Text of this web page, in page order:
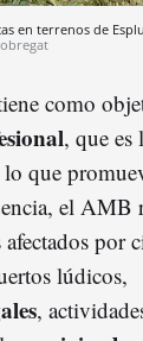
en terrenos de
como
, que es
que
el AMB
por
lúdicos,
,